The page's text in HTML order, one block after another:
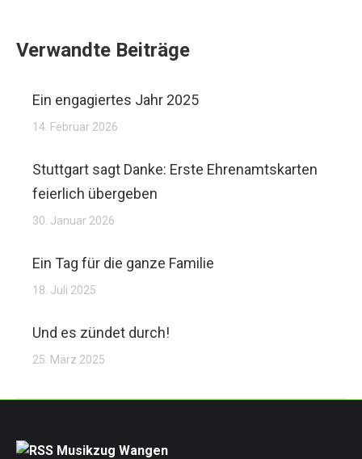
Verwandte Beiträge
Ein engagiertes Jahr 2025
14. Februar 2026
Stuttgart sagt Danke: Erste Ehrenamtskarten
feierlich übergeben
30. Januar 2026
Ein Tag für die ganze Familie
18. Juli 2025
Und es zündet durch!
25. März 2025
Musikzug Wangen